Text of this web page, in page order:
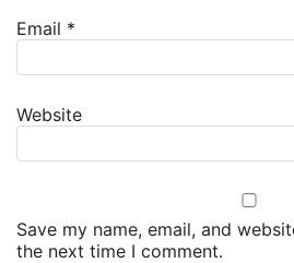
Email *
Website
Save my name, email, and
the next time I comment.